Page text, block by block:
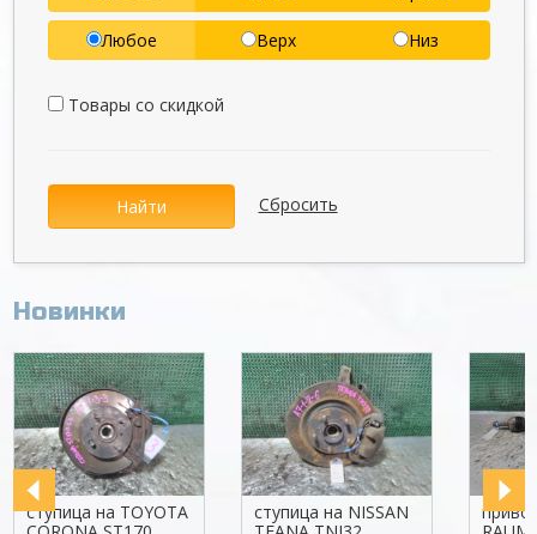
Любое Верх Низ
Товары со скидкой
Найти Сбросить
Новинки
ступица на TOYOTA
ступица на NISSAN